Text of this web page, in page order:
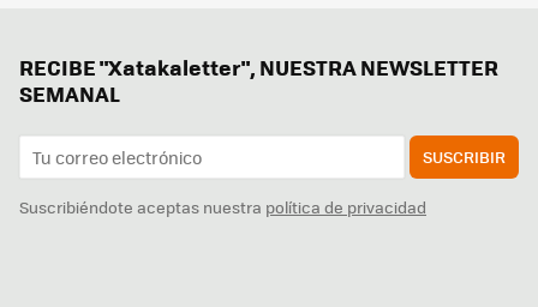
RECIBE "Xatakaletter", NUESTRA NEWSLETTER
SEMANAL
SUSCRIBIR
Suscribiéndote aceptas nuestra política de privacidad